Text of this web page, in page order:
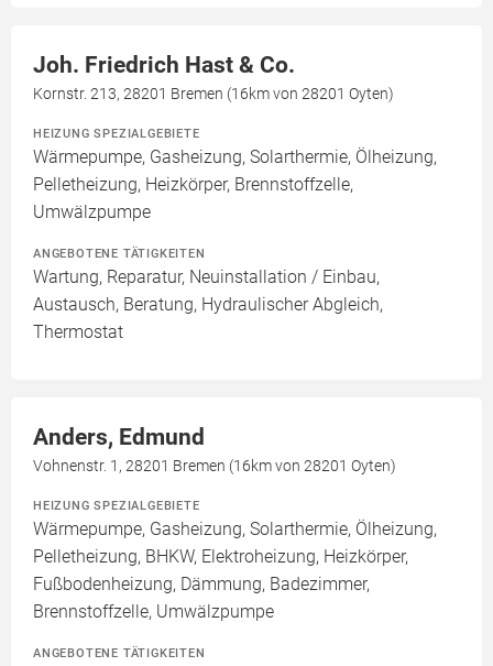
Joh. Friedrich Hast & Co.
Kornstr. 213, 28201 Bremen (16km von 28201 Oyten)
HEIZUNG SPEZIALGEBIETE
Wärmepumpe, Gasheizung, Solarthermie, Ölheizung,
Pelletheizung, Heizkörper, Brennstoffzelle,
Umwälzpumpe
ANGEBOTENE TÄTIGKEITEN
Wartung, Reparatur, Neuinstallation / Einbau,
Austausch, Beratung, Hydraulischer Abgleich,
Thermostat
Anders, Edmund
Vohnenstr. 1, 28201 Bremen (16km von 28201 Oyten)
HEIZUNG SPEZIALGEBIETE
Wärmepumpe, Gasheizung, Solarthermie, Ölheizung,
Pelletheizung, BHKW, Elektroheizung, Heizkörper,
Fußbodenheizung, Dämmung, Badezimmer,
Brennstoffzelle, Umwälzpumpe
ANGEBOTENE TÄTIGKEITEN